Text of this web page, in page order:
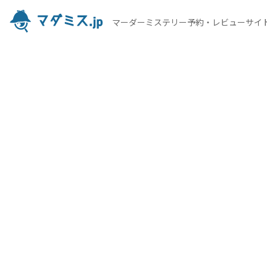
マーダーミステリー予約・レビューサイ